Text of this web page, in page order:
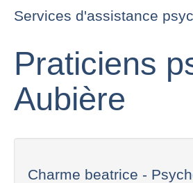
Services d'assistance
Praticiens
Aubière
Charme beatrice -